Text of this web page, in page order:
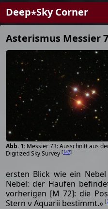
Deep⋆Sky Corner
Asterismus Messier
Messier 73: Ausschnitt aus
Digitized Sky Survey [147]
ersten Blick wie ein
Nebel: der Haufen
vorherigen [M 72]: die
Stern ν Aquarii bestimmt.» [